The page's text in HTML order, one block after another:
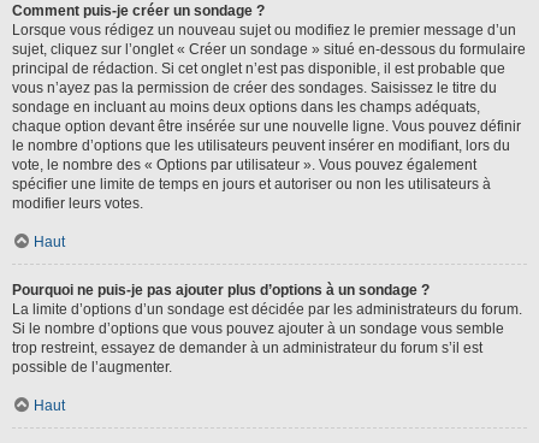
Comment puis-je créer un sondage ?
Lorsque vous rédigez un nouveau sujet ou modifiez le premier message d’un
sujet, cliquez sur l’onglet « Créer un sondage » situé en-dessous du formulaire
principal de rédaction. Si cet onglet n’est pas disponible, il est probable que
vous n’ayez pas la permission de créer des sondages. Saisissez le titre du
sondage en incluant au moins deux options dans les champs adéquats,
chaque option devant être insérée sur une nouvelle ligne. Vous pouvez définir
le nombre d’options que les utilisateurs peuvent insérer en modifiant, lors du
vote, le nombre des « Options par utilisateur ». Vous pouvez également
spécifier une limite de temps en jours et autoriser ou non les utilisateurs à
modifier leurs votes.
Haut
Pourquoi ne puis-je pas ajouter plus d’options à un sondage ?
La limite d’options d’un sondage est décidée par les administrateurs du forum.
Si le nombre d’options que vous pouvez ajouter à un sondage vous semble
trop restreint, essayez de demander à un administrateur du forum s’il est
possible de l’augmenter.
Haut